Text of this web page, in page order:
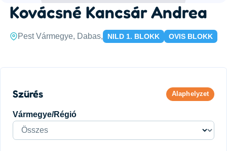
Kovácsné Kancsár Andrea
Pest Vármegye, Dabas, NILD 1. BLOKK OVIS BLOKK
Szűrés Alaphelyzet
Vármegye/Régió